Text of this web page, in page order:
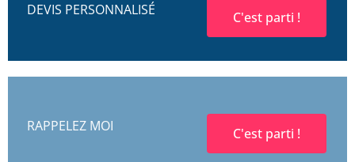
DEVIS PERSONNALISÉ C'est parti !
RAPPELEZ MOI C'est parti !